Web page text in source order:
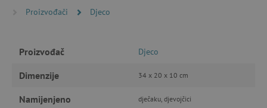
Proizvođači
Djeco
Proizvođač Djeco
Dimenzije 34 x 20 x 10 cm
Namijenjeno dječaku, djevojčici
funkcionalnost internetske stranice, kao što su
odgovarajuće upotrebljavati bez nužno